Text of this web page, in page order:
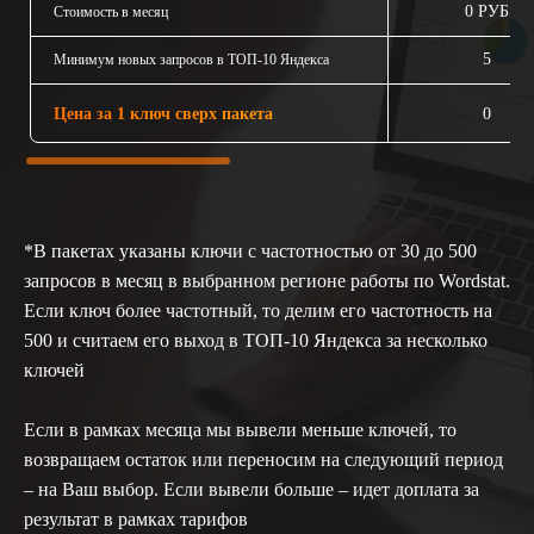
Стоимость в месяц 0 РУБ
Минимум новых запросов в ТОП-10 Яндекса 5
Цена за 1 ключ сверх пакета 0
*В пакетах указаны ключи с частотностью от 30 до 500
запросов в месяц в выбранном регионе работы по Wordstat.
Если ключ более частотный, то делим его частотность на
500 и считаем его выход в ТОП-10 Яндекса за несколько
ключей
Если в рамках месяца мы вывели меньше ключей, то
возвращаем остаток или переносим на следующий период
– на Ваш выбор. Если вывели больше – идет доплата за
результат в рамках тарифов